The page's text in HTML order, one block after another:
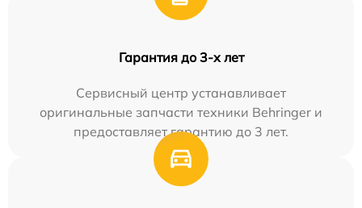
Гарантия до 3-х лет
Сервисный центр устанавливает
оригинальные запчасти техники Behringer и
предоставляет гарантию до 3 лет.